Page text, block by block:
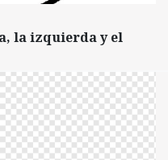
la izquierda y el